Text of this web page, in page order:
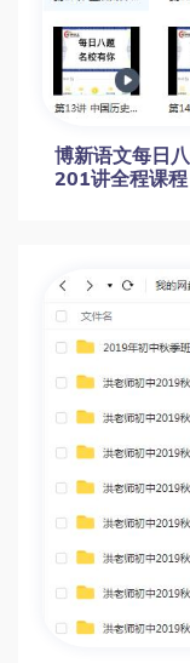
博新语文每日
201讲全程课程